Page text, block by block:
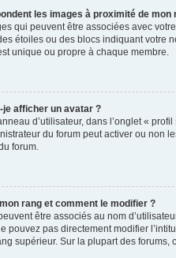
les images à proximité de mon
qui peuvent être associées avec
étoiles ou des blocs indiquant votre
unique ou propre à chaque membre.
je afficher un avatar ?
d’utilisateur, dans l’onglet «
du forum peut activer ou non
forum.
rang et comment le modifier ?
être associés au nom
pouvez pas directement modifier
supérieur. Sur la plupart des